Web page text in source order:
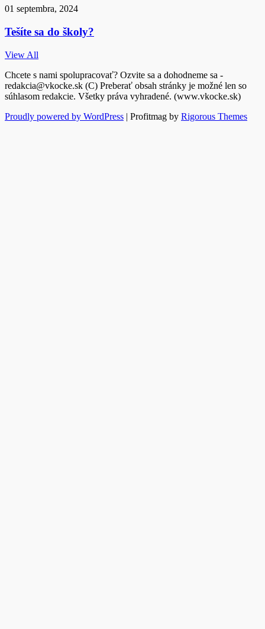
01 septembra, 2024
Tešíte sa do školy?
View All
Chcete s nami spolupracovať? Ozvite sa a dohodneme sa -
redakcia@vkocke.sk (C) Preberať obsah stránky je možné len so
súhlasom redakcie. Všetky práva vyhradené. (www.vkocke.sk)
Proudly powered by WordPress | Profitmag by Rigorous Themes